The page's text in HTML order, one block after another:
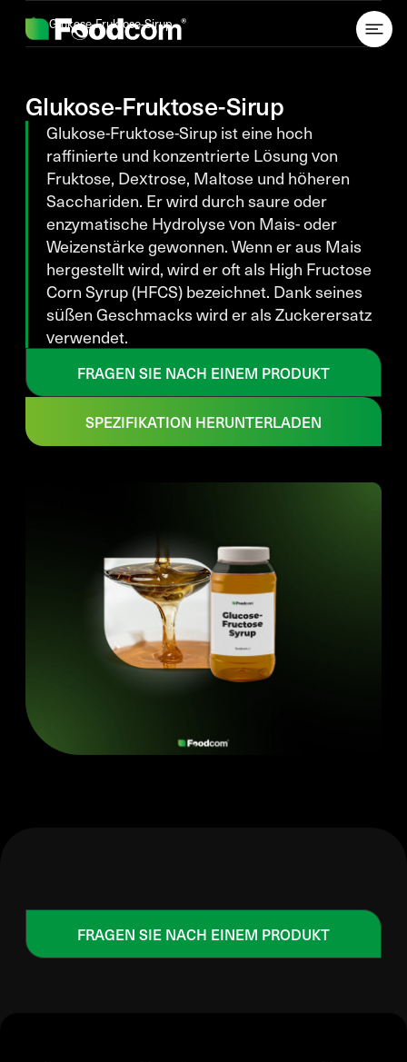
Glukose-Fruktose-Sirup
Glukose-Fruktose-Sirup
Glukose-Fruktose-Sirup ist eine hoch
raffinierte und konzentrierte Lösung von
Fruktose, Dextrose, Maltose und höheren
Sacchariden. Er wird durch saure oder
enzymatische Hydrolyse von Mais- oder
Weizenstärke gewonnen. Wenn er aus Mais
hergestellt wird, wird er oft als High Fructose
Corn Syrup (HFCS) bezeichnet. Dank seines
süßen Geschmacks wird er als Zuckerersatz
verwendet.
FRAGEN SIE NACH EINEM PRODUKT
SPEZIFIKATION HERUNTERLADEN
FRAGEN SIE NACH EINEM PRODUKT